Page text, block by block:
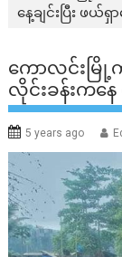
နေ့ချင်းပြီး ဖယ်ရှ
ကောလင်းမြို့
လိုင်းခန်းကနေ
5 years ago